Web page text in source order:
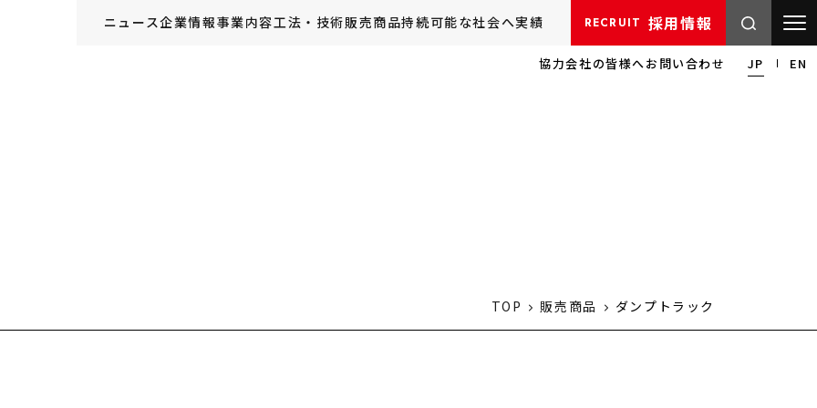
ニュース企業情報事業内容工法・技術販売商品持続可能な社会へ実績 RECRUIT 採用情報
協力会社の皆様へお問い合わせ JP EN
TOP 販売商品 ダンプトラック